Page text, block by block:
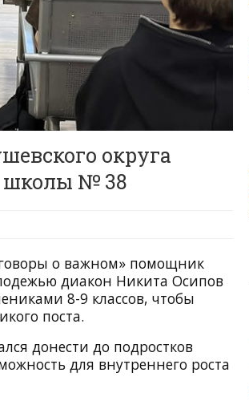
округа
школы № 38
о важном» помощник
диакон Никита Осипов
8-9 классов, чтобы
поста.
донести до подростков
для внутреннего роста